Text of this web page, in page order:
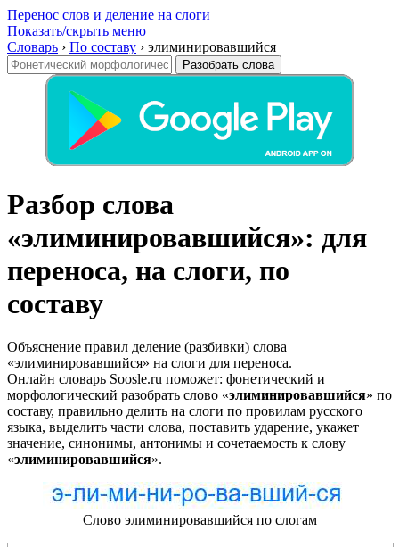
Перенос слов и деление на слоги
Показать/скрыть меню
Словарь › По составу › элиминировавшийся
Разобрать слова
Разбор слова
«элиминировавшийся»: для
переноса, на слоги, по
составу
Объяснение правил деление (разбивки) слова
«элиминировавшийся» на слоги для переноса.
Онлайн словарь Soosle.ru поможет: фонетический и
морфологический разобрать слово «элиминировавшийся» по
составу, правильно делить на слоги по провилам русского
языка, выделить части слова, поставить ударение, укажет
значение, синонимы, антонимы и сочетаемость к слову
«элиминировавшийся».
Слово элиминировавшийся по слогам